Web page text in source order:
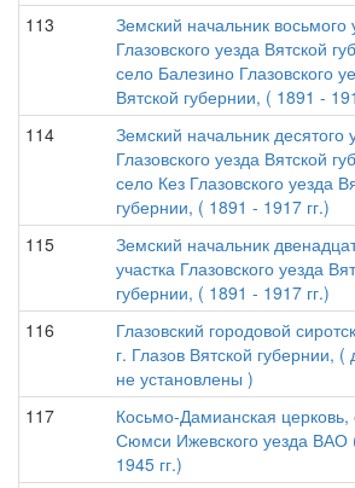
113
Земский начальник восьмого
Глазовского уезда Вятской
село Балезино Глазовского
Вятской губернии, ( 1891 -
114
Земский начальник десятого
Глазовского уезда Вятской
село Кез Глазовского уезда
губернии, ( 1891 - 1917 гг.)
115
Земский начальник
участка Глазовского уезда
губернии, ( 1891 - 1917 гг.)
116
Глазовский городовой
г. Глазов Вятской губернии, (
не установлены )
117
Косьмо-Дамианская церковь,
Сюмси Ижевского уезда ВАО
1945 гг.)